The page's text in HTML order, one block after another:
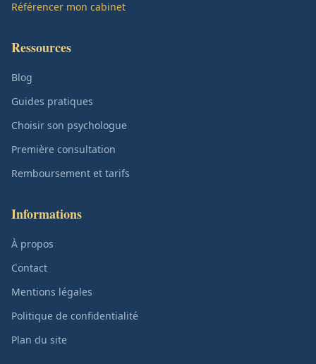
Référencer mon cabinet
Ressources
Blog
Guides pratiques
Choisir son psychologue
Première consultation
Remboursement et tarifs
Informations
À propos
Contact
Mentions légales
Politique de confidentialité
Plan du site